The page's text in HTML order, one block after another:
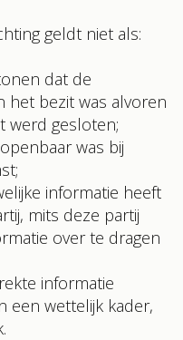
geldt niet als:
dat de
het bezit was alvoren
werd gesloten;
was bij
informatie heeft
mits deze partij
over te dragen
informatie
een wettelijk kader,